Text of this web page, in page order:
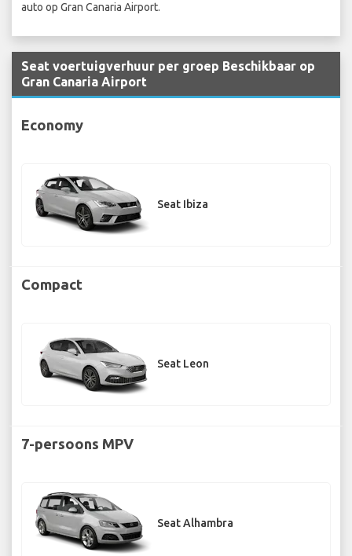
auto op Gran Canaria Airport.
Seat voertuigverhuur per groep Beschikbaar op
Gran Canaria Airport
Economy
Seat Ibiza
Compact
Seat Leon
7-persoons MPV
Seat Alhambra